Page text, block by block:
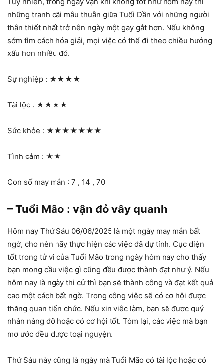
những tranh cãi mâu thuẫn giữa Tuổi Dần với những người
thân thiết nhất trở nên ngày một gay gắt hơn. Nếu không
sớm tìm cách hóa giải, mọi việc có thể đi theo chiều hướng
xấu hơn nhiều đó.
Sự nghiệp : ★★★★
Tài lộc : ★★★★
Sức khỏe : ★★★★★★★
Tình cảm : ★★
Con số may mắn : 7 , 14 , 70
– Tuổi Mão : vận đỏ vây quanh
Hôm nay Thứ Sáu 06/06/2025 là một ngày may mắn bất
ngờ, cho nên hãy thực hiện các việc đã dự tính. Cục diện
tốt trong tử vi của Tuổi Mão trong ngày hôm nay cho thấy
bạn mong cầu việc gì cũng đều được thành đạt như ý. Nếu
hôm nay là ngày thi cử thì bạn sẽ thành công và đạt kết quả
cao một cách bất ngờ. Trong công việc sẽ có cơ hội được
thăng quan tiến chức. Nếu xin việc làm, bạn sẽ được quý
nhân nâng đỡ hoặc có cơ hội tốt. Tóm lại, các việc mà bạn
mơ ước đều được toại nguyện.
Thứ Sáu này cũng là ngày mà Tuổi Mão có tài lộc hoặc có